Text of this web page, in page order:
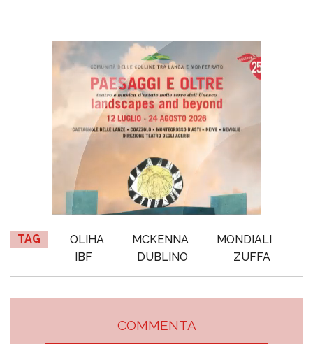
TAG OLIHA MCKENNA
MONDIALI
IBF
DUBLINO ZUFFA
COMMENTA